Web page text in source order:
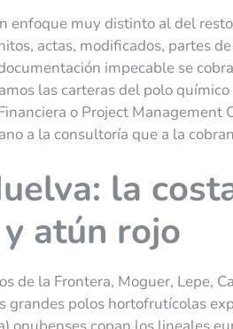
enfoque muy distinto al del
actas, modificados, partes
impecable se
las carteras del polo
o Project
a la consultoría que a la
la
atún rojo
de la Frontera, Moguer, Lepe,
polos hortofrutícolas